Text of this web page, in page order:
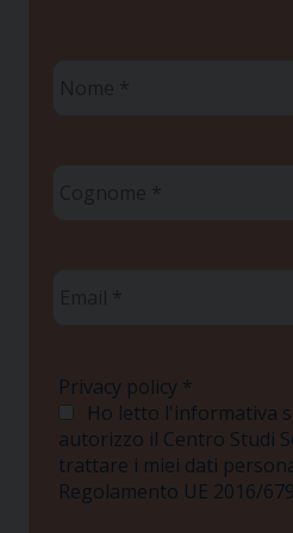
Privacy policy *
Ho letto l'informativa
autorizzo il Centro Studi
trattare i miei dati
Regolamento UE 2016/679